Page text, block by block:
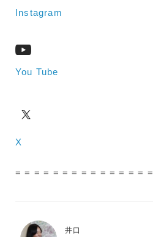
Instagram
You Tube
X
= = = = = = = = = = = = = = =
井口